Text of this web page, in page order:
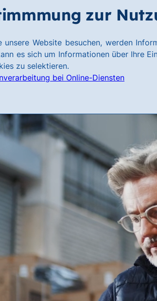
zur
unsere Website besuchen, werden
es sich um Informationen über Ihre
zu selektieren.
bei Online-Diensten